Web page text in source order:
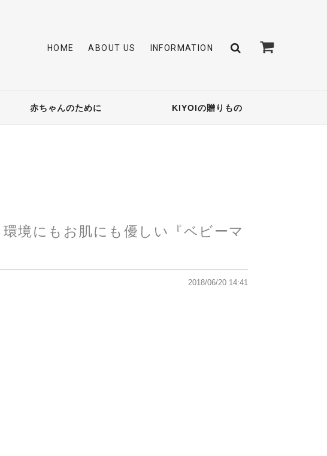
HOME ABOUT US INFORMATION
赤ちゃんのために KIYOIの贈りもの
境にもお肌にも優しい『ベビーマ
2018/06/20 14:41